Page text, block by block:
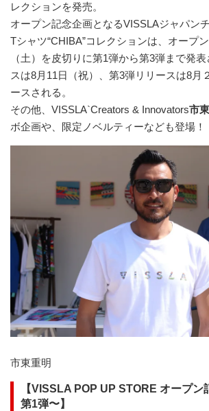
レクションを発売。
オープン記念企画となるVISSLAジャパン
Tシャツ“CHIBA”コレクションは、オープ
（土）を皮切りに第1弾から第3弾まで発
スは8月11日（祝）、第3弾リリースは8月
ースされる。
その他、VISSLA`Creators & Innovators市
ボ企画や、限定ノベルティーなども登場！
市東重明
【VISSLA POP UP STORE オープン
第1弾〜】